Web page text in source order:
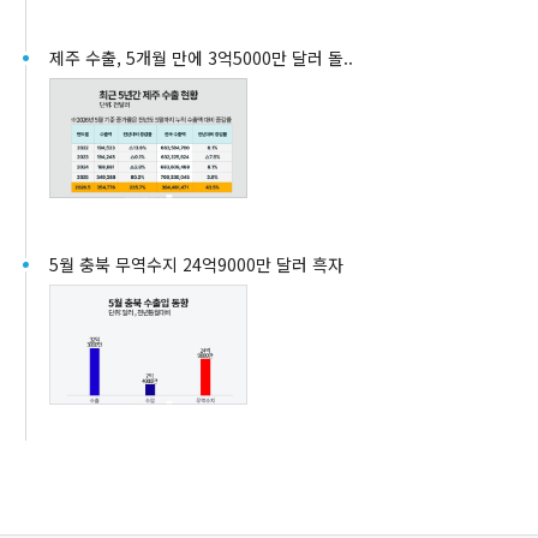
제주 수출, 5개월 만에 3억5000만 달러 돌..
5월 충북 무역수지 24억9000만 달러 흑자